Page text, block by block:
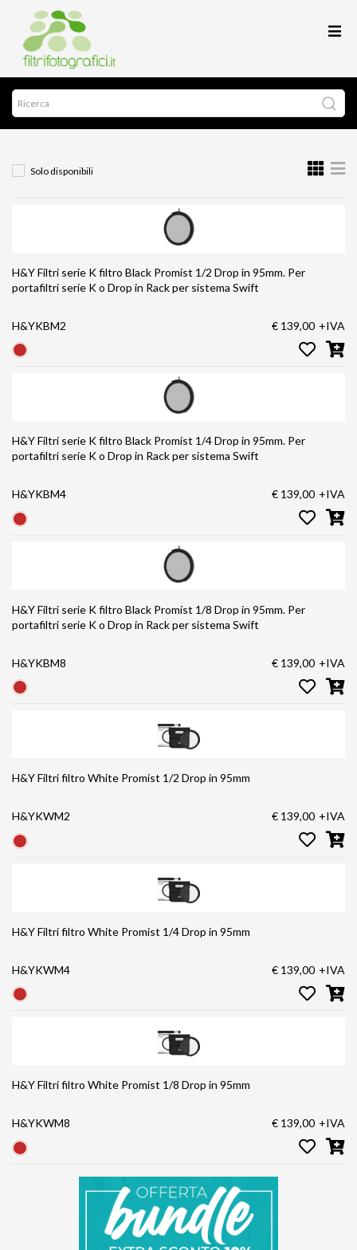
Solo disponibili
H&Y Filtri serie K filtro Black Promist 1/2 Drop in 95mm. Per
portafiltri serie K o Drop in Rack per sistema Swift
H&YKBM2 € 139,00 +IVA
H&Y Filtri serie K filtro Black Promist 1/4 Drop in 95mm. Per
portafiltri serie K o Drop in Rack per sistema Swift
H&YKBM4 € 139,00 +IVA
H&Y Filtri serie K filtro Black Promist 1/8 Drop in 95mm. Per
portafiltri serie K o Drop in Rack per sistema Swift
H&YKBM8 € 139,00 +IVA
H&Y Filtri filtro White Promist 1/2 Drop in 95mm
H&YKWM2 € 139,00 +IVA
H&Y Filtri filtro White Promist 1/4 Drop in 95mm
H&YKWM4 € 139,00 +IVA
H&Y Filtri filtro White Promist 1/8 Drop in 95mm
H&YKWM8 € 139,00 +IVA